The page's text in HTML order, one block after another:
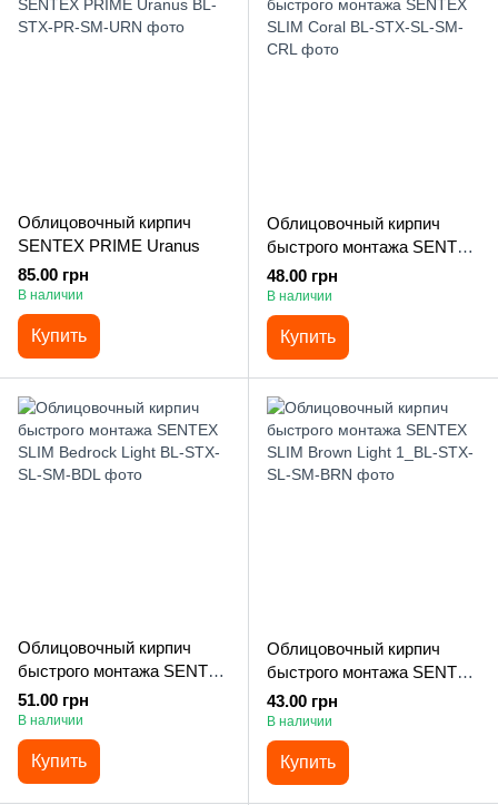
Облицовочный кирпич
SENTEX PRIME Uranus
85.00 грн
В наличии
Купить
Облицовочный кирпич
быстрого монтажа SENTEX
SLIM Coral
48.00 грн
В наличии
Купить
Облицовочный кирпич
быстрого монтажа SENTEX
SLIM Bedrock Light
51.00 грн
В наличии
Купить
Облицовочный кирпич
быстрого монтажа SENTEX
SLIM Brown Light
43.00 грн
В наличии
Купить